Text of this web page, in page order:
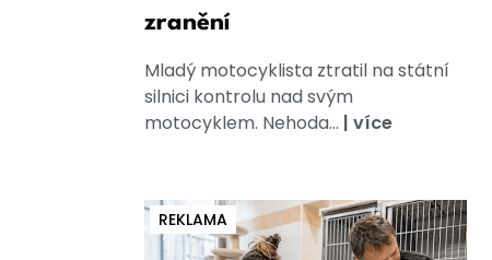
zranění
Mladý motocyklista ztratil na státní
silnici kontrolu nad svým
motocyklem. Nehoda... | více
REKLAMA